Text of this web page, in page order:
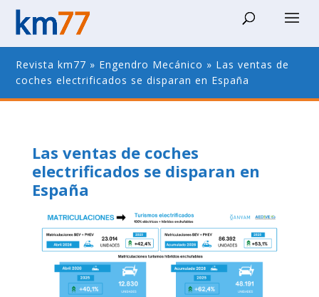
Revista km77 » Engendro Mecánico » Las ventas de
coches electrificados se disparan en España
Las ventas de coches
electrificados se disparan en
España